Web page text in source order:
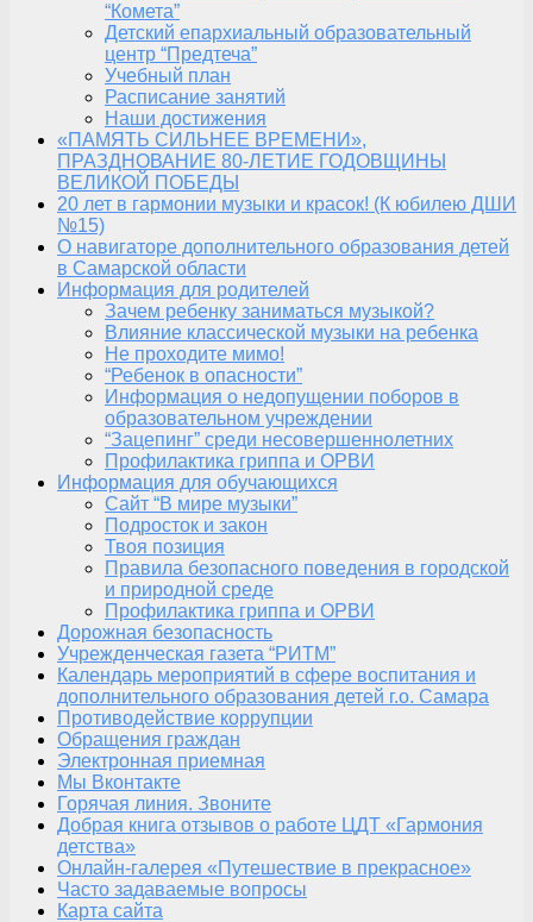
“Комета”
Детский епархиальный образовательный
центр “Предтеча”
Учебный план
Расписание занятий
Наши достижения
«ПАМЯТЬ СИЛЬНЕЕ ВРЕМЕНИ»,
ПРАЗДНОВАНИЕ 80-ЛЕТИЕ ГОДОВЩИНЫ
ВЕЛИКОЙ ПОБЕДЫ
20 лет в гармонии музыки и красок! (К юбилею ДШИ
№15)
О навигаторе дополнительного образования детей
в Самарской области
Информация для родителей
Зачем ребенку заниматься музыкой?
Влияние классической музыки на ребенка
Не проходите мимо!
“Ребенок в опасности”
Информация о недопущении поборов в
образовательном учреждении
“Зацепинг” среди несовершеннолетних
Профилактика гриппа и ОРВИ
Информация для обучающихся
Сайт “В мире музыки”
Подросток и закон
Твоя позиция
Правила безопасного поведения в городской
и природной среде
Профилактика гриппа и ОРВИ
Дорожная безопасность
Учрежденческая газета “РИТМ”
Календарь мероприятий в сфере воспитания и
дополнительного образования детей г.о. Самара
Противодействие коррупции
Обращения граждан
Электронная приемная
Мы Вконтакте
Горячая линия. Звоните
Добрая книга отзывов о работе ЦДТ «Гармония
детства»
Онлайн-галерея «Путешествие в прекрасное»
Часто задаваемые вопросы
Карта сайта